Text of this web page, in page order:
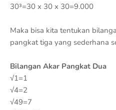
30³=30 x 30 x 30=9.000
Maka bisa kita tentukan
pangkat tiga yang sederhana
Bilangan Akar Pangkat Dua
√1=1
√4=2
√49=7